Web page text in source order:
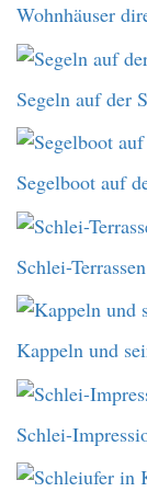
Wohnhäuser
Segeln auf der
Segelboot auf
Schlei-
Kappeln und
Schlei-